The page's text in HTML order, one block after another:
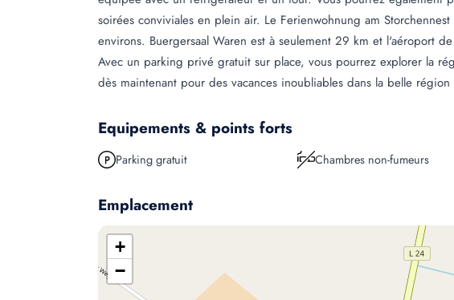
soirées conviviales en plein air. Le Ferienwohnung am
environs. Buergersaal Waren est à seulement 29 km et l'aéroport
Avec un parking privé gratuit sur place, vous pourrez explorer la
dès maintenant pour des vacances inoubliables dans la belle région
Equipements & points forts
Parking gratuit Chambres non-fumeurs
Emplacement
+
−